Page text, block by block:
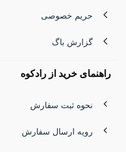
حریم خصوصی
گزارش باگ
راهنمای خرید از رادکوه
نحوه ثبت سفارش
رویه ارسال سفارش